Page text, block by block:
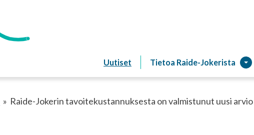
Uutiset Tietoa Raide-Jokerista
Raide-Jokerin tavoitekustannuksesta on valmistunut uusi